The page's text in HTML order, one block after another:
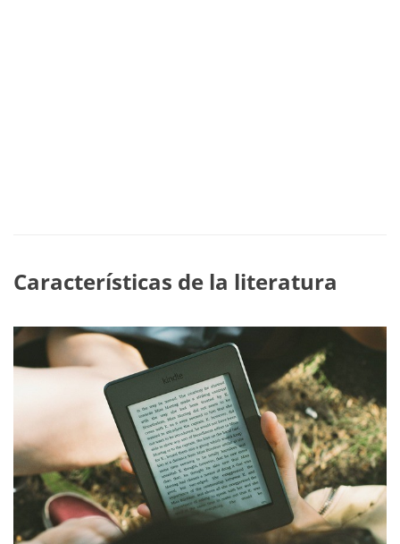
Características de la literatura